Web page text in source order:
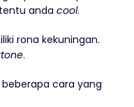
anda cool.
rona kekuningan.
.
cara yang